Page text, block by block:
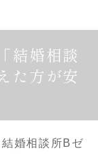
結婚相談
た方が安
婚相談所Bゼ